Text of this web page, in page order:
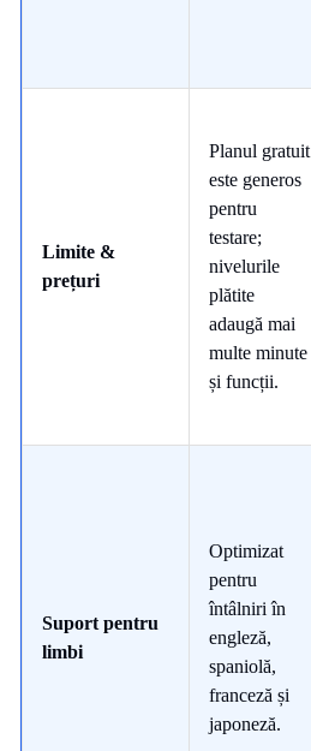
Limite &
prețuri
Planul gratuit
este generos
pentru
testare;
nivelurile
plătite
adaugă mai
multe minute
și funcții.
Suport pentru
limbi
Optimizat
pentru
întâlniri în
engleză,
spaniolă,
franceză și
japoneză.